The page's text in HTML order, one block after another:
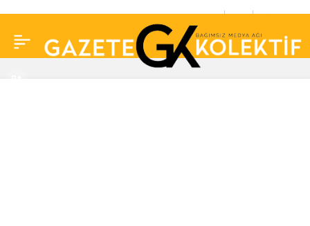
kaldırıldı! avukatından